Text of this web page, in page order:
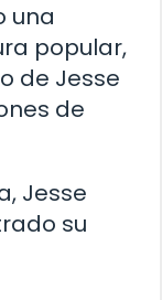
una
popular,
de Jesse
de
Jesse
su